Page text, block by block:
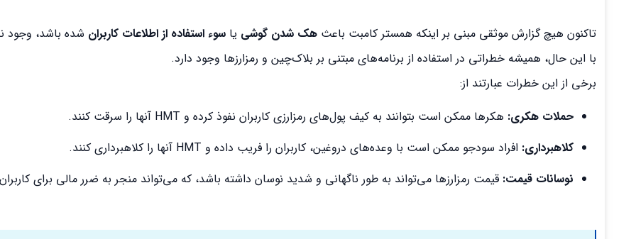
تاکنون هیچ گزارش موثقی مبنی بر اینکه همستر کامبت باعث هک شدن گوشی یا سوء استفاده از اطلاعات کاربران شده باشد، وجود
با این حال، همیشه خطراتی در استفاده از برنامه‌های مبتنی بر بلاک‌چین و رمزارزها وجود دارد.
برخی از این خطرات عبارتند از:
حملات هکری: هکرها ممکن است بتوانند به کیف پول‌های رمزارزی کاربران نفوذ کرده و HMT آنها را سرقت کنند.
کلاهبرداری: افراد سودجو ممکن است با وعده‌های دروغین، کاربران را فریب داده و HMT آنها را کلاهبرداری کنند.
نوسانات قیمت: قیمت رمزارزها می‌تواند به طور ناگهانی و شدید نوسان داشته باشد، که می‌تواند منجر به ضرر مالی برای